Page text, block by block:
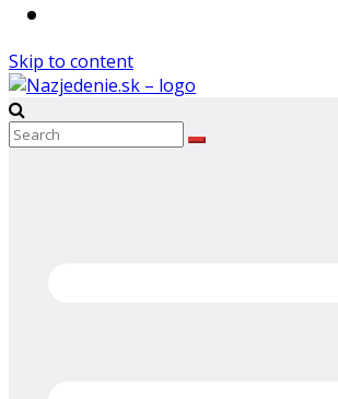
Skip to content